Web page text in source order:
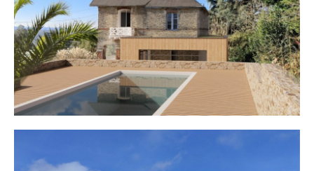
Maison F. Mauves_1